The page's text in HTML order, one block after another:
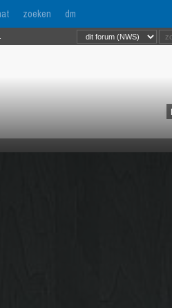
zoeken dm